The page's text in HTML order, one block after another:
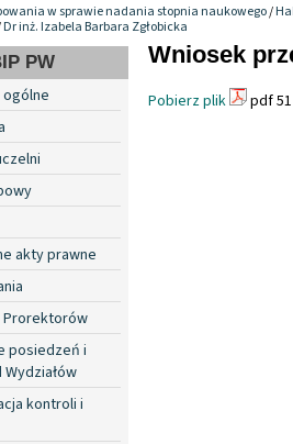
w sprawie nadania stopnia naukowego/
Dr inż. Izabela Barbara Zgłobicka
PW
akty prawne
Prorektorów
posiedzeń i
Wydziałów
kontroli i
Wniosek
Pobierz plik pdf